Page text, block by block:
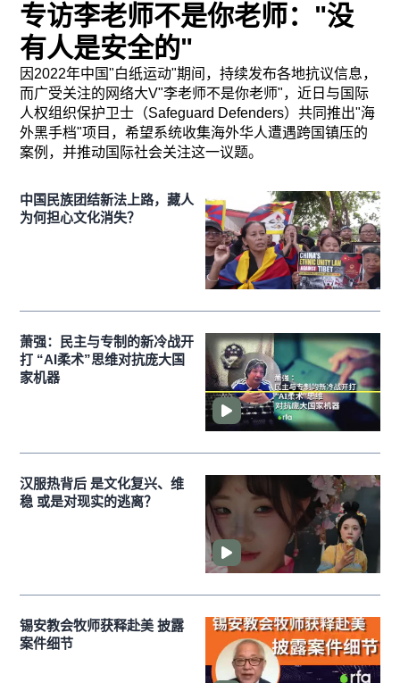
专访李老师不是你老师："没
有人是安全的"
因2022年中国"白纸运动"期间，持续发布各地抗议信息，
而广受关注的网络大V"李老师不是你老师"，近日与国际
人权组织保护卫士（Safeguard Defenders）共同推出"海
外黑手档"项目，希望系统收集海外华人遭遇跨国镇压的
案例，并推动国际社会关注这一议题。
中国民族团结新法上路，藏人
为何担心文化消失？
萧强：民主与专制的新冷战开
打 “AI柔术”思维对抗庞大国
家机器
汉服热背后 是文化复兴、维
稳 或是对现实的逃离？
锡安教会牧师获释赴美 披露
案件细节